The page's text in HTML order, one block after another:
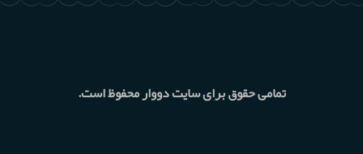
تمامی حقوق برای سایت دووار محفوظ است.